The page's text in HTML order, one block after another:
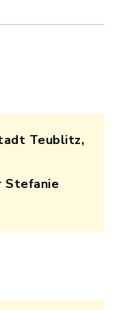
Teublitz,
Stefanie